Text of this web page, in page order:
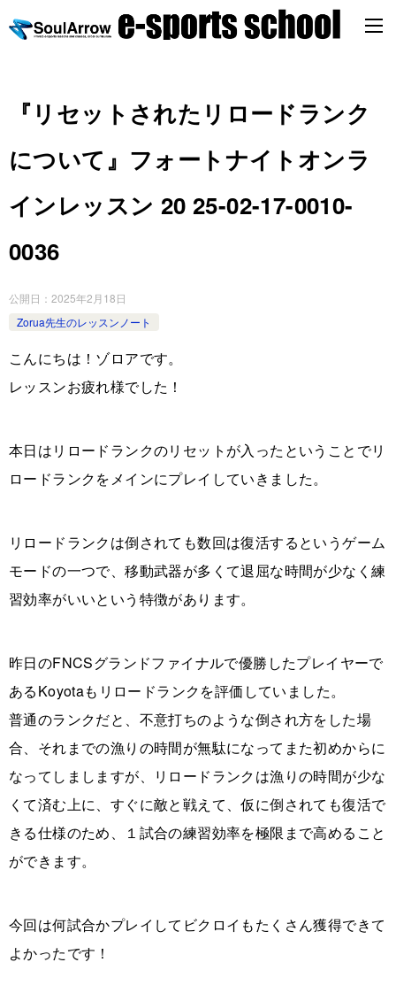
『リセットされたリロードランク
について』フォートナイトオンラ
インレッスン 20 25-02-17-0010-
0036
公開日： 2025年2月18日
Zorua先生のレッスンノート
こんにちは！ゾロアです。
レッスンお疲れ様でした！
本日はリロードランクのリセットが入ったということでリ
ロードランクをメインにプレイしていきました。
リロードランクは倒されても数回は復活するというゲーム
モードの一つで、移動武器が多くて退屈な時間が少なく練
習効率がいいという特徴があります。
昨日のFNCSグランドファイナルで優勝したプレイヤーで
あるKoyotaもリロードランクを評価していました。
普通のランクだと、不意打ちのような倒され方をした場
合、それまでの漁りの時間が無駄になってまた初めからに
なってしましますが、リロードランクは漁りの時間が少な
くて済む上に、すぐに敵と戦えて、仮に倒されても復活で
きる仕様のため、１試合の練習効率を極限まで高めること
ができます。
今回は何試合かプレイしてビクロイもたくさん獲得できて
よかったです！